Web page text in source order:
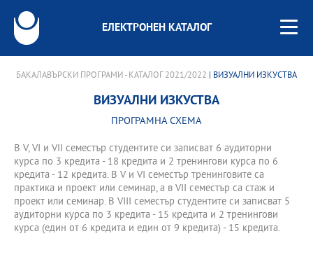
ЕЛЕКТРОНЕН КАТАЛОГ
БАКАЛАВЪРСКИ ПРОГРАМИ - КАТАЛОГ 2021/2022 | ВИЗУАЛНИ ИЗКУСТВА
ВИЗУАЛНИ ИЗКУСТВА
ПРОГРАМНА СХЕМА
В V, VI и VII семестър студентите си записват 6 аудиторни
курса по 3 кредита - 18 кредита и 2 тренингови курса по 6
кредита - 12 кредита. В V и VI семестър тренинговите са
практика и проект или семинар, а в VII семестър са стаж и
проект или семинар. В VIII семестър студентите си записват 5
аудиторни курса по 3 кредита - 15 кредита и 2 тренингови
курса (един от 6 кредита и един от 9 кредита) - 15 кредита.